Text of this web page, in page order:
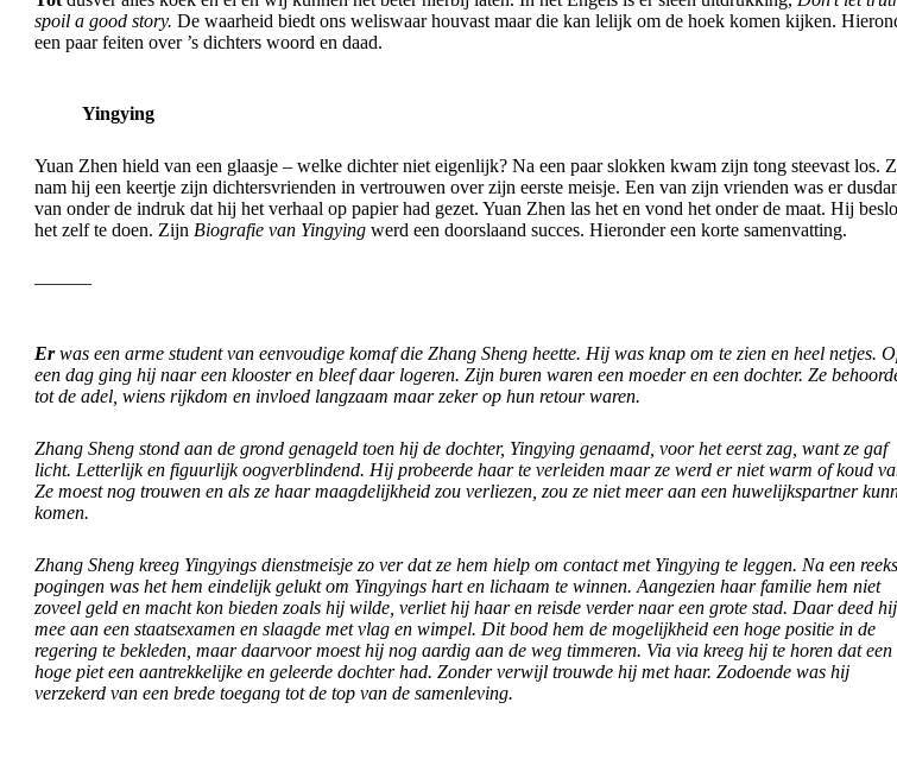
spoil a good story. De waarheid biedt ons weliswaar houvast maar die kan lelijk om de hoek komen kijken.
een paar feiten over ’s dichters woord en daad.
Yingying
Yuan Zhen hield van een glaasje – welke dichter niet eigenlijk? Na een paar slokken kwam zijn tong steevast los.
nam hij een keertje zijn dichtersvrienden in vertrouwen over zijn eerste meisje. Een van zijn vrienden was er
van onder de indruk dat hij het verhaal op papier had gezet. Yuan Zhen las het en vond het onder de maat. Hij
het zelf te doen. Zijn Biografie van Yingyingwerd een doorslaand succes. Hieronder een korte samenvatting.
———
Erwas een arme student van eenvoudige komaf die Zhang Sheng heette. Hij was knap om te zien en heel netjes.
een dag ging hij naar een klooster en bleef daar logeren. Zijn buren waren een moeder en een dochter. Ze
tot de adel, wiens rijkdom en invloed langzaam maar zeker op hun retour waren.
Zhang Sheng stond aan de grond genageld toen hij de dochter, Yingying genaamd, voor het eerst zag, want ze gaf
licht. Letterlijk en figuurlijk oogverblindend. Hij probeerde haar te verleiden maar ze werd er niet warm of koud
Ze moest nog trouwen en als ze haar maagdelijkheid zou verliezen, zou ze niet meer aan een huwelijkspartner
komen.
Zhang Sheng kreeg Yingyings dienstmeisje zo ver dat ze hem hielp om contact met Yingying te leggen. Na een reeks
pogingen was het hem eindelijk gelukt om Yingyings hart en lichaam te winnen. Aangezien haar familie hem niet
zoveel geld en macht kon bieden zoals hij wilde, verliet hij haar en reisde verder naar een grote stad. Daar deed hij
mee aan een staatsexamen en slaagde met vlag en wimpel. Dit bood hem de mogelijkheid een hoge positie in de
regering te bekleden, maar daarvoor moest hij nog aardig aan de weg timmeren. Via via kreeg hij te horen dat een
hoge piet een aantrekkelijke en geleerde dochter had. Zonder verwijl trouwde hij met haar. Zodoende was hij
verzekerd van een brede toegang tot de top van de samenleving.